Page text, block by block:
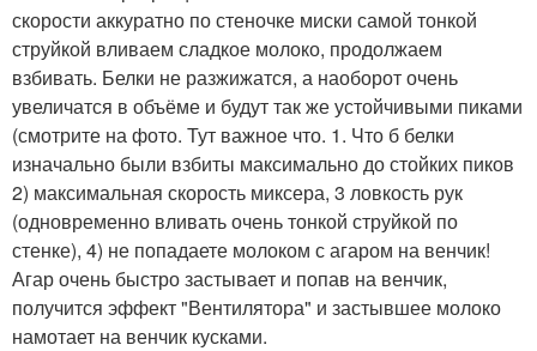
скорости аккуратно по стеночке миски самой тонкой
струйкой вливаем сладкое молоко, продолжаем
взбивать. Белки не разжижатся, а наоборот очень
увеличатся в объёме и будут так же устойчивыми пиками
(смотрите на фото. Тут важное что. 1. Что б белки
изначально были взбиты максимально до стойких пиков
2) максимальная скорость миксера, 3 ловкость рук
(одновременно вливать очень тонкой струйкой по
стенке), 4) не попадаете молоком с агаром на венчик!
Агар очень быстро застывает и попав на венчик,
получится эффект "Вентилятора" и застывшее молоко
намотает на венчик кусками.